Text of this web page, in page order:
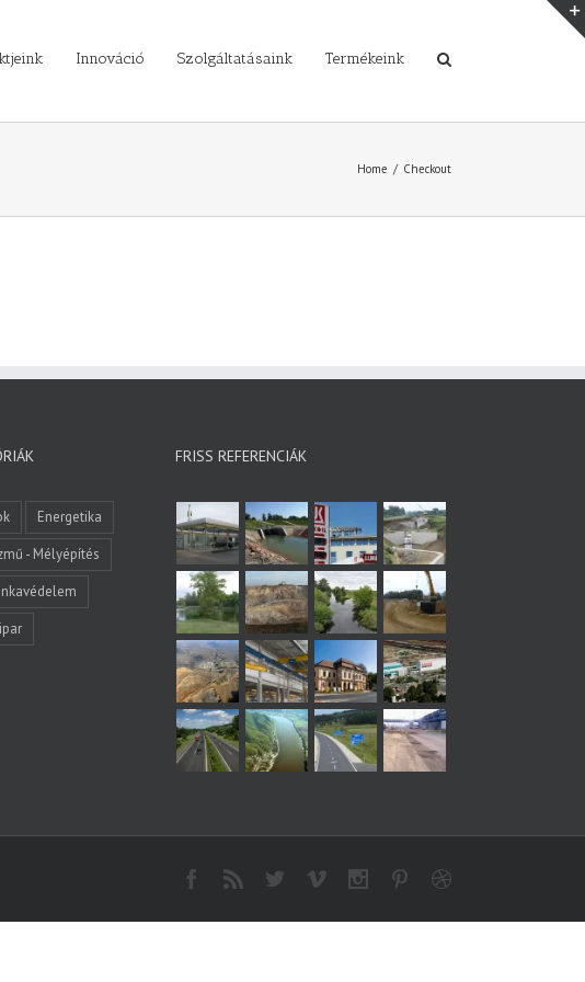
Innováció Szolgáltatásaink Termékeink
Home / Checkout
Energetika
- Mélyépítés
FRISS REFERENCIÁK
Facebook
Rss TwitterVimeo Instagram
PinterestDribbble